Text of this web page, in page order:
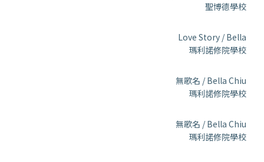
聖博德學校
Love Story / Bella
瑪利諾修院學校
無歌名 / Bella Chiu
瑪利諾修院學校
無歌名 / Bella Chiu
瑪利諾修院學校